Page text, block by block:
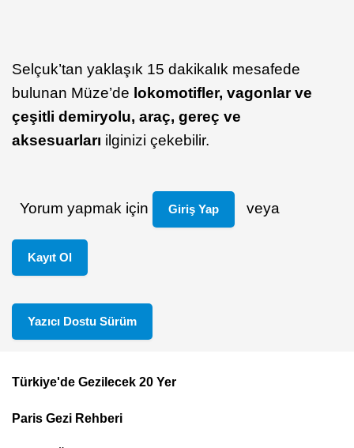
Selçuk’tan yaklaşık 15 dakikalık mesafede
bulunan Müze’de lokomotifler, vagonlar ve
çeşitli demiryolu, araç, gereç ve
aksesuarları ilginizi çekebilir.
Yorum yapmak için Giriş Yap veya
Kayıt Ol
Yazıcı Dostu Sürüm
Top
Türkiye'de Gezilecek 20 Yer
Paris Gezi Rehberi